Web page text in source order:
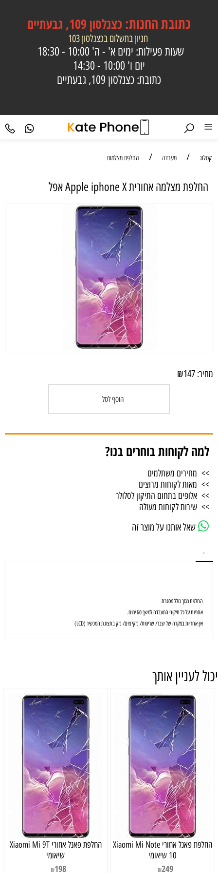
כתובתהחנות: כצנלסון 109, גבעתיים
חניון בתשלום בכצנלסון 103
שעות פעילות: ימים א' - ה' 10:00 - 18:30
יום ו' 10:00 - 14:30
כתובת: כצנלסון 109, גבעתיים
קטלוג / מעבדה / החלפת מצלמות
‏החלפת מצלמה אחורית Apple iphone X אפל
מחיר: ₪147
הוסף לסל
למה לקוחות בוחרים בנו?
>> מחירים משתלמים
>> מאות לקוחות מרוצים
>> אלופים בתחום התיקון לסלולר
>> שירות לקוחות מעולה
שאל אותנו על מוצר זה
.
החלפת מסך כולל מסגרת
אחריות על כל תיקוני המעבדה למשך 60 ימים.
אין אחריות במקרה של שבר/ שריטות/ נזקי מים/ נזק בתצוגת המכשיר (LCD)
יכול לעניין אותך
‏החלפת פאנל אחורי Xiaomi Mi Note
10 שיאומי
₪249
‏החלפת פאנל אחורי Xiaomi Mi 9T
שיאומי
₪198